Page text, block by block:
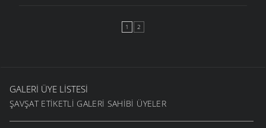
1 2
GALERI ÜYE LISTESI
ŞAVŞAT ETIKETLI GALERI SAHIBI ÜYELER